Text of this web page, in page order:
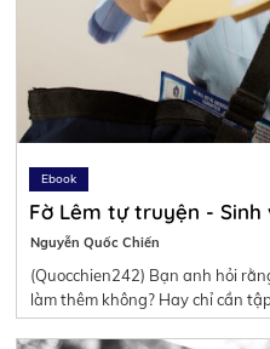
Ebook
Fờ Lêm tự truyện -
Nguyễn Quốc Chiến
(Quocchien242) Bạn anh hỏi
làm thêm không? Hay chỉ cần